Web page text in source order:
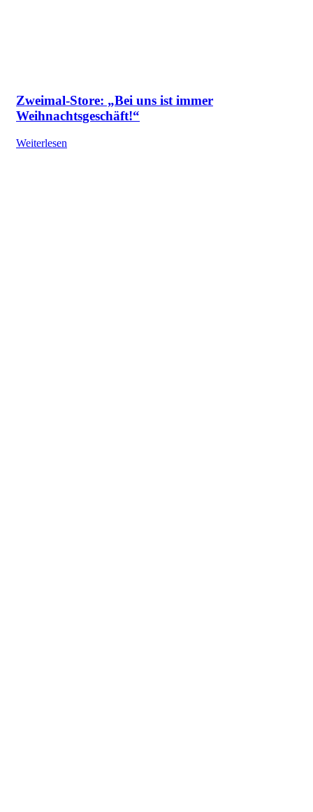
Zweimal-Store: „Bei uns ist immer
Weihnachtsgeschäft!“
Weiterlesen